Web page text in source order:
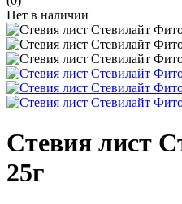
Нет в наличии
Стевия лист
25г